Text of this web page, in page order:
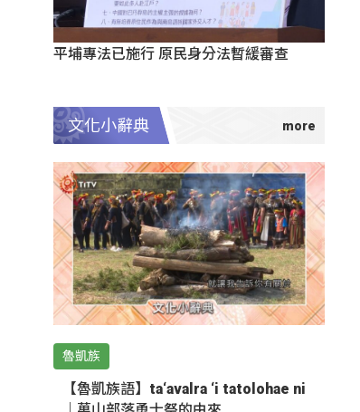
平埔專法已施行 原民身分法暫緩審查
文化小辭典
魯凱族
【魯凱族語】ta‘avalra ‘i tatolohae ni